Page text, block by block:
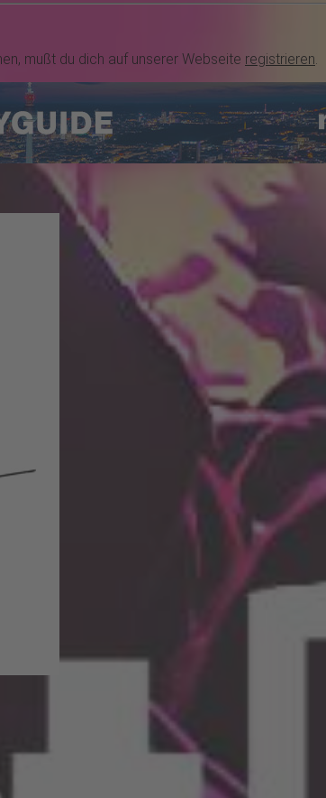
mußt du dich auf unserer Webseite registrieren.